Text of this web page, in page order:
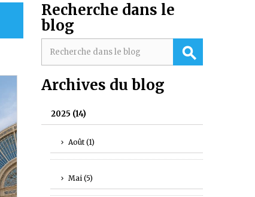
Recherche dans le
blog
Archives du blog
2025 (14)
Août(1)
Mai (5)